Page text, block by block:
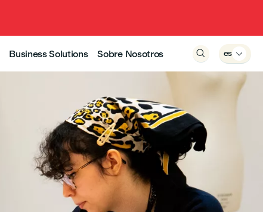
Business Solutions Sobre Nosotros  es 